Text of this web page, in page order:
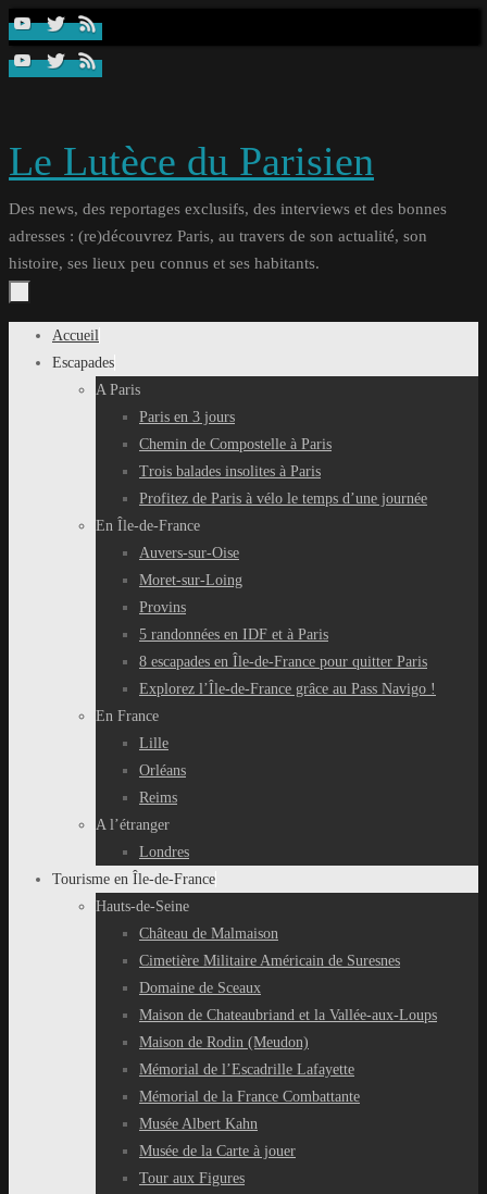
Passer
contenu
Le Lutèce du Parisien
Des news, des reportages exclusifs, des interviews et des bonnes
adresses : (re)découvrez Paris, au travers de son actualité, son
histoire, ses lieux peu connus et ses habitants.
Passer
Accueil
Escapades
A Paris
Paris en 3 jours
Chemin de Compostelle à Paris
Trois balades insolites à Paris
Profitez de Paris à vélo le temps d’une journée
En Île-de-France
Auvers-sur-Oise
Moret-sur-Loing
Provins
5 randonnées en IDF et à Paris
8 escapades en Île-de-France pour quitter Paris
Explorez l’Île-de-France grâce au Pass Navigo !
En France
Lille
Orléans
Reims
A l’étranger
Londres
Tourisme en Île-de-France
Hauts-de-Seine
Château de Malmaison
Cimetière Militaire Américain de Suresnes
Domaine de Sceaux
Maison de Chateaubriand et la Vallée-aux-Loups
Maison de Rodin (Meudon)
Mémorial de l’Escadrille Lafayette
Mémorial de la France Combattante
Musée Albert Kahn
Musée de la Carte à jouer
Tour aux Figures